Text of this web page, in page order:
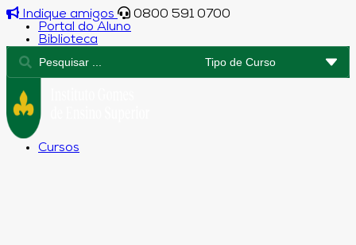
Indique amigos
0800 591 0700
Portal do Aluno
Biblioteca
Cursos